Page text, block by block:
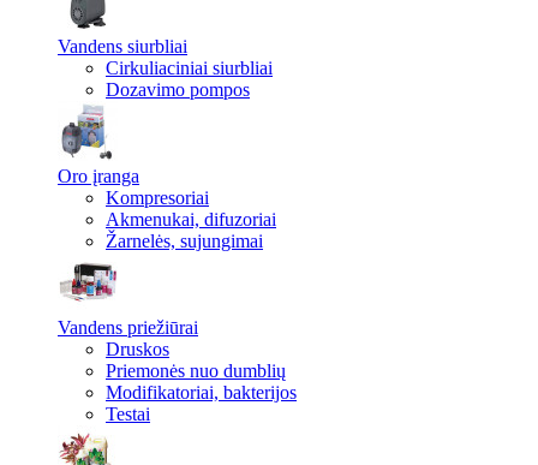
Vandens siurbliai
Cirkuliaciniai siurbliai
Dozavimo pompos
Oro įranga
Kompresoriai
Akmenukai, difuzoriai
Žarnelės, sujungimai
Vandens priežiūrai
Druskos
Priemonės nuo dumblių
Modifikatoriai, bakterijos
Testai